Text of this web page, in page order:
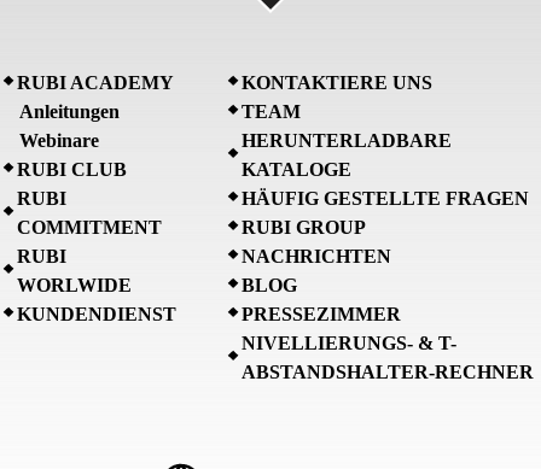
RUBI ACADEMY
Anleitungen
Webinare
RUBI CLUB
RUBI
COMMITMENT
RUBI
WORLWIDE
KUNDENDIENST
KONTAKTIERE UNS
TEAM
HERUNTERLADBARE
KATALOGE
HÄUFIG GESTELLTE FRAGEN
RUBI GROUP
NACHRICHTEN
BLOG
PRESSEZIMMER
NIVELLIERUNGS- & T-
ABSTANDSHALTER-RECHNER